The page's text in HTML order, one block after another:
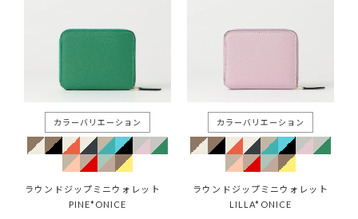
ラウンドジップミニウォレット
PINE*ONICE
ラウンドジップミニウォレット
LILLA*ONICE